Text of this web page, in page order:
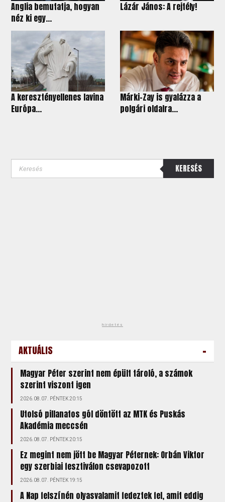
Anglia bemutatja, hogyan
néz ki egy...
Lázár János: A rejtély!
A keresztényellenes lavina
Európa...
Márki-Zay is gyalázza a
polgári oldalra...
KERESÉS
hirdetés
AKTUÁLIS -
Magyar Péter szerint nem épült tároló, a számok
szerint viszont igen
2026.08.07. PÉNTEK 20:15
Utolsó pillanatos gól döntött az MTK és Puskás
Akadémia meccsén
2026.08.07. PÉNTEK 20:15
Ez megint nem jött be Magyar Péternek: Orbán Viktor
egy szerbiai fesztiválon csevapozott
2026.08.07. PÉNTEK 19:15
A Nap felszínén olyasvalamit fedeztek fel, amit eddig